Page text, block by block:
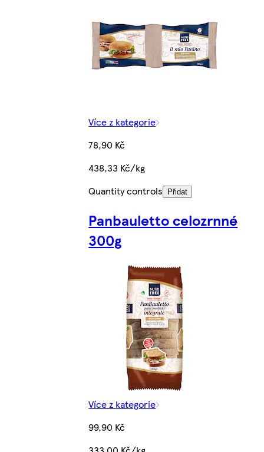
Více z kategorie
78,90 Kč
438,33 Kč/kg
Quantity controls Přidat
Panbauletto celozrnné
300g
Více z kategorie
99,90 Kč